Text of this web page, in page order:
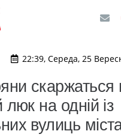
22:39, Середа, 25
скаржаться
люк на одній із
вулиць